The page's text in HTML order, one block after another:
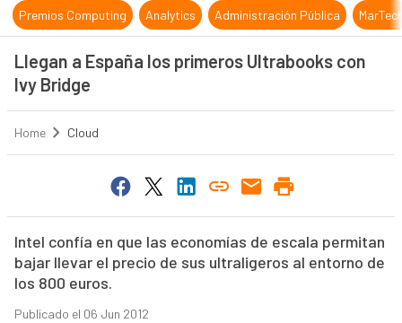
Premios Computing Analytics Administración Pública
Llegan a España los primeros Ultrabooks con
Ivy Bridge
Home Cloud
Intel confía en que las economías de escala permitan
bajar llevar el precio de sus ultraligeros al entorno de
los 800 euros.
Publicado el 06 Jun 2012